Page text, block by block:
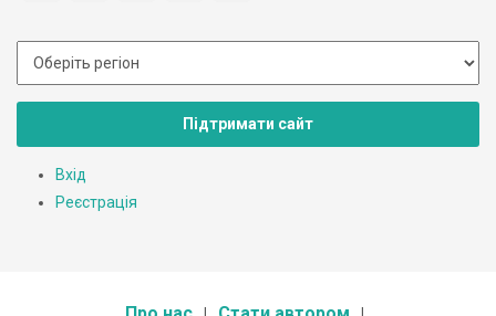
Підтримати сайт
Вхід
Реєстрація